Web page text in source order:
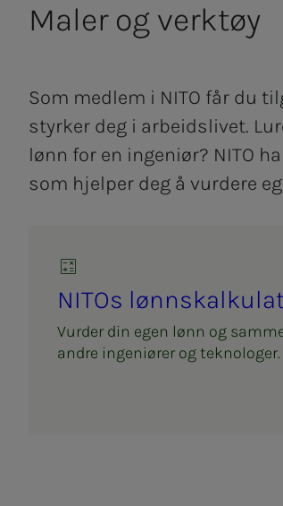
Ma­­­ler og ver­k­tøy
Som medlem i NITO får du
styrker deg i arbeidslivet.
lønn for en ingeniør? NITO
som hjelper deg å vurdere
NITOs
Vurder din egen lønn og
andre ingeniører og teknologer.